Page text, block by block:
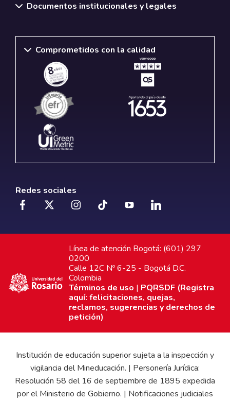
Documentos institucionales y legales
Comprometidos con la calidad
Redes sociales
Línea de atención Bogotá: (601) 297
0200
Calle 12C Nº 6-25 - Bogotá D.C.
Colombia
Términos de uso | PQRSDF (Registra
aquí: felicitaciones, quejas,
reclamos, sugerencias y derechos de
petición)
Institución de educación superior sujeta a la inspección y
vigilancia del Mineducación. | Personería Jurídica:
Resolución 58 del 16 de septiembre de 1895 expedida
por el Ministerio de Gobierno. | Notificaciones judiciales